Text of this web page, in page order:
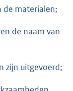
de materialen;
de naam van
zijn uitgevoerd;